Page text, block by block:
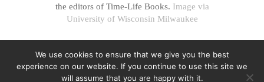
the editors of Time-Life Books. Image via
University of Wisconsin Milwaukee
We use cookies to ensure that we give you the best
experience on our website. If you continue to use this site we
will assume that you are happy with it.